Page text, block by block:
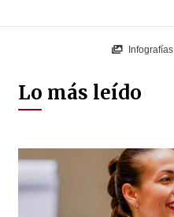
Infografías
Lo más leído